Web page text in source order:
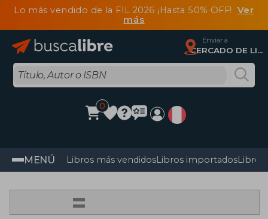
Lo más vendido de la FIL 2026 ¡Hasta 50% OFF! Ver
más
Enviar a
CERCADO DE LIMA, Lima
0
MENÚ Libros más vendidosLibros importadosLibros
=